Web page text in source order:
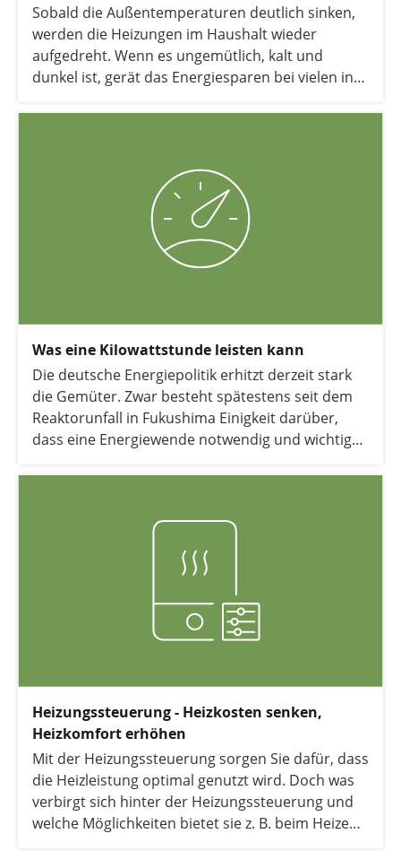
Sobald die Außentemperaturen deutlich sinken,
werden die Heizungen im Haushalt wieder
aufgedreht. Wenn es ungemütlich, kalt und
dunkel ist, gerät das Energiesparen bei vielen in
Was eine Kilowattstunde leisten kann
Die deutsche Energiepolitik erhitzt derzeit stark
die Gemüter. Zwar besteht spätestens seit dem
Reaktorunfall in Fukushima Einigkeit darüber,
dass eine Energiewende notwendig und wichtig
Heizungssteuerung - Heizkosten senken,
Heizkomfort erhöhen
Mit der Heizungssteuerung sorgen Sie dafür, dass
die Heizleistung optimal genutzt wird. Doch was
verbirgt sich hinter der Heizungssteuerung und
welche Möglichkeiten bietet sie z. B. beim Heizen